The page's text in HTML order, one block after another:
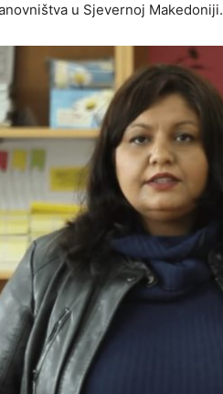
u Sjevernoj Makedoniji.